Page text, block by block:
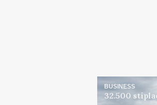
BUSINESS
32.500